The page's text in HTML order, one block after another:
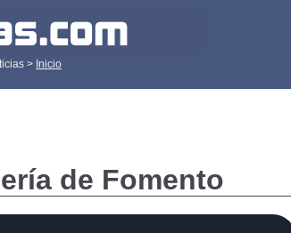
> Inicio
de Fomento